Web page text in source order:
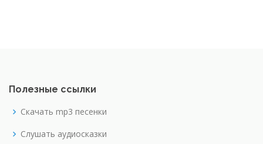
Полезные ссылки
Скачать mp3 песенки
Слушать аудиосказки